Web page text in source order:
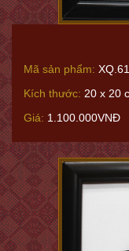
Mã sản phẩm:
Kích thước: 20 x 20
Giá: 1.100.000VNĐ